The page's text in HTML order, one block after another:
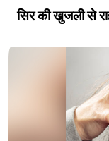
सिर की खुजली से